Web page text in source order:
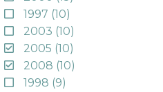
1997 (10)
2003 (10)
2005 (10)
2008 (10)
1998 (9)